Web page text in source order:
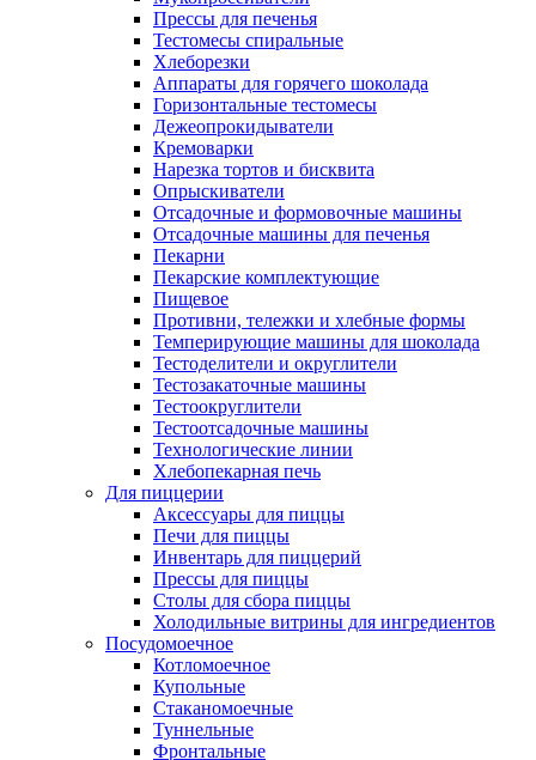
Прессы для печенья
Тестомесы спиральные
Хлеборезки
Аппараты для горячего шоколада
Горизонтальные тестомесы
Дежеопрокидыватели
Кремоварки
Нарезка тортов и бисквита
Опрыскиватели
Отсадочные и формовочные машины
Отсадочные машины для печенья
Пекарни
Пекарские комплектующие
Пищевое
Противни, тележки и хлебные формы
Темперирующие машины для шоколада
Тестоделители и округлители
Тестозакаточные машины
Тестоокруглители
Тестоотсадочные машины
Технологические линии
Хлебопекарная печь
Для пиццерии
Аксессуары для пиццы
Печи для пиццы
Инвентарь для пиццерий
Прессы для пиццы
Столы для сбора пиццы
Холодильные витрины для ингредиентов
Посудомоечное
Котломоечное
Купольные
Стаканомоечные
Туннельные
Фронтальные